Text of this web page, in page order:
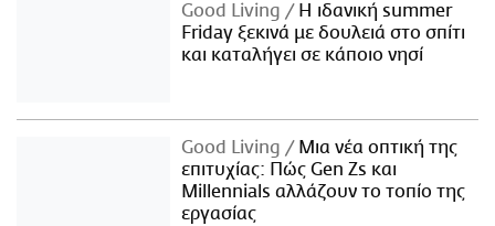
Good Living
Η ιδανική summer
Friday ξεκινά με δουλειά στο σπίτι
και καταλήγει σε κάποιο νησί
Good Living
Μια νέα οπτική της
επιτυχίας: Πώς Gen Zs και
Millennials αλλάζουν το τοπίο της
εργασίας